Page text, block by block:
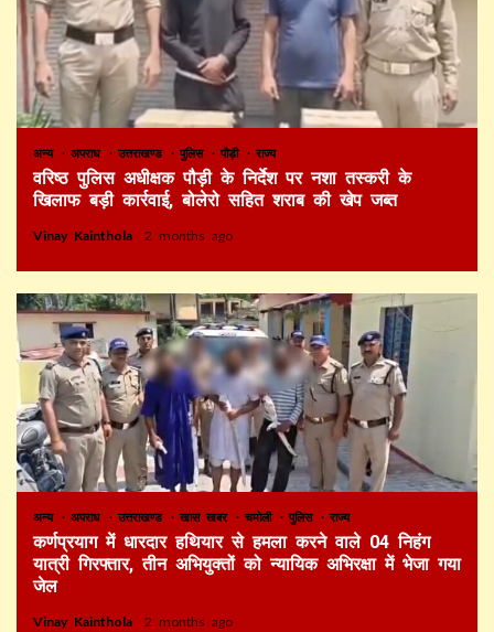
अन्य अपराध उत्तराखण्ड पुलिस पौड़ी राज्य
वरिष्ठ पुलिस अधीक्षक पौड़ी के निर्देश पर नशा तस्करी के
खिलाफ बड़ी कार्रवाई, बोलेरो सहित शराब की खेप जब्त
Vinay Kainthola 2 months ago
अन्य अपराध उत्तराखण्ड खास खबर चमोली पुलिस राज्य
कर्णप्रयाग में धारदार हथियार से हमला करने वाले 04 निहंग
यात्री गिरफ्तार, तीन अभियुक्तों को न्यायिक अभिरक्षा में भेजा गया
जेल
Vinay Kainthola 2 months ago